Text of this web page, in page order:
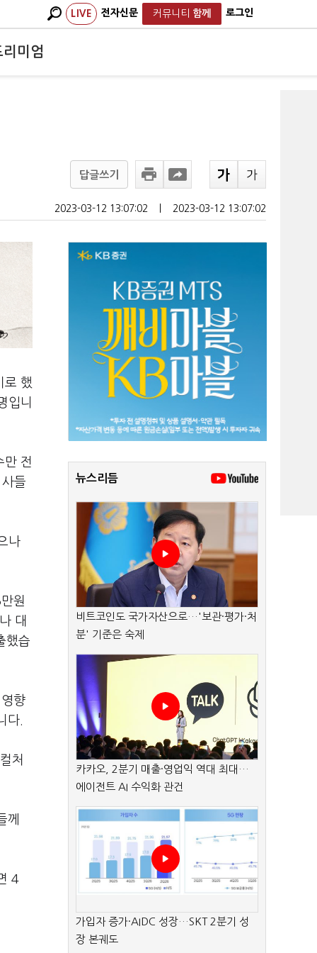
LIVE 전자신문 커뮤니티 함께 로그인
리미엄
답글쓰기
2023-03-12 13:07:02 2023-03-12 13:07:02
로 했
입니
만 전
들
나
원
대
했습
향
다.
처
께
4
뉴스리듬
비트코인도 국가자산으로…'보관·평가·처
분' 기준은 숙제
카카오, 2분기 매출·영업익 역대 최대…
에이전트 AI 수익화 관건
가입자 증가·AIDC 성장…SKT 2분기 성
장 본궤도